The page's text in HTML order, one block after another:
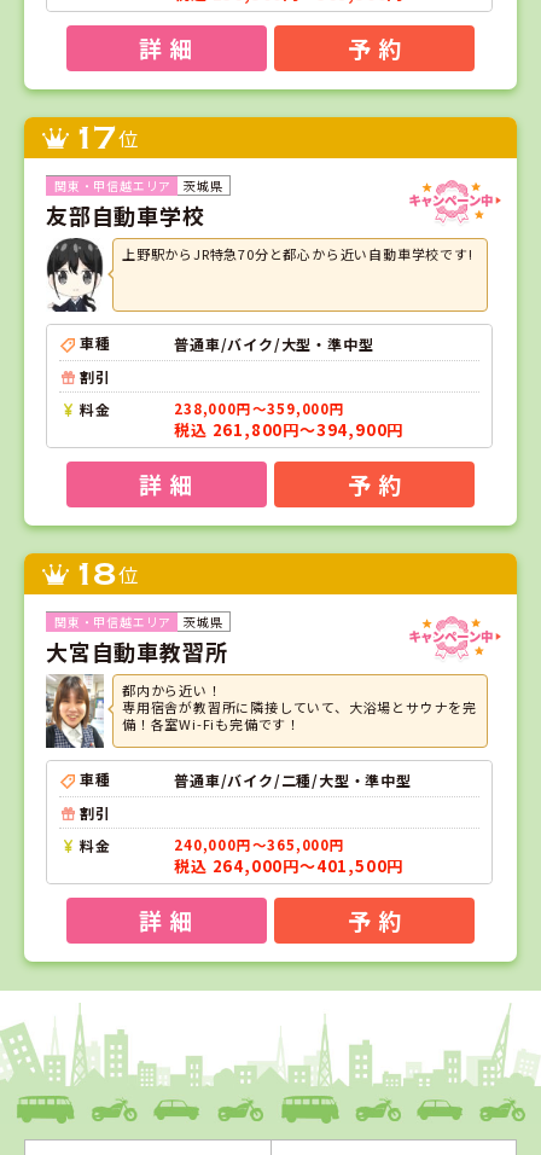
詳 細 予 約
17位
茨城県
友部自動車学校
上野駅からJR特急70分と都心から近い自動車学校です!
車種
普通車/バイク/大型・準中型
割引
料金
238,000円～359,000円
税込 261,800円～394,900円
詳 細 予 約
18位
茨城県
大宮自動車教習所
都内から近い！
専用宿舎が教習所に隣接していて、大浴場とサウナを完
備！各室Wi-Fiも完備です！
車種
普通車/バイク/二種/大型・準中型
割引
料金
240,000円～365,000円
税込 264,000円～401,500円
詳 細 予 約
1
千葉県
五井自動車教習所（旧千葉マリーナドライビ
ングスクール）